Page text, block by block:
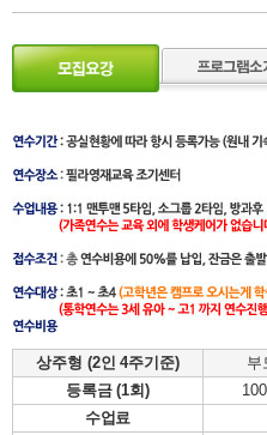
상주형 (2인 4주기준)
부
등록금 (1회)
수업료